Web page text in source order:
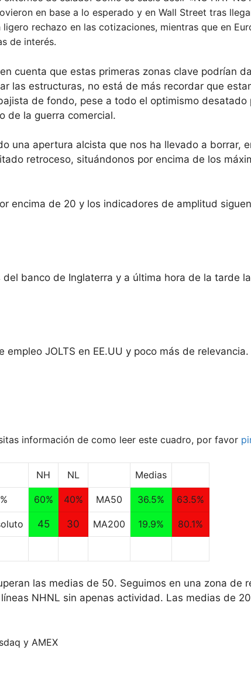
en base a lo esperado y en Wall Street tras
rechazo en las cotizaciones, mientras que en
de interés.
cuenta que estas primeras zonas clave podrían
las estructuras, no está de más recordar que
de fondo, pese a todo el optimismo desatado
de la guerra comercial.
una apertura alcista que nos ha llevado a borrar,
retroceso, situándonos por encima de los
encima de 20 y los indicadores de amplitud
banco de Inglaterra y a última hora de la tarde
JOLTS en EE.UU y poco más de relevancia.
información de como leer este cuadro, por favor
NH NL Medias
% 60% 40% MA50 36.5% 63.5%
45 30 MA200 19.9% 80.1%
las medias de 50. Seguimos en una zona de
NHNL sin apenas actividad. Las medias de
y AMEX